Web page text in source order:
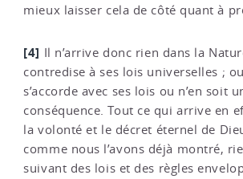
mieux laisser cela de côté quant à
[4] Il n’arrive donc rien dans la
contredise à ses lois universelles ;
s’accorde avec ses lois ou n’en soit
conséquence. Tout ce qui arrive en
la volonté et le décret éternel de
comme nous l’avons déjà montré,
suivant des lois et des règles